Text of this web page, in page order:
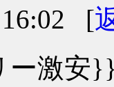
16:02 [
ー激